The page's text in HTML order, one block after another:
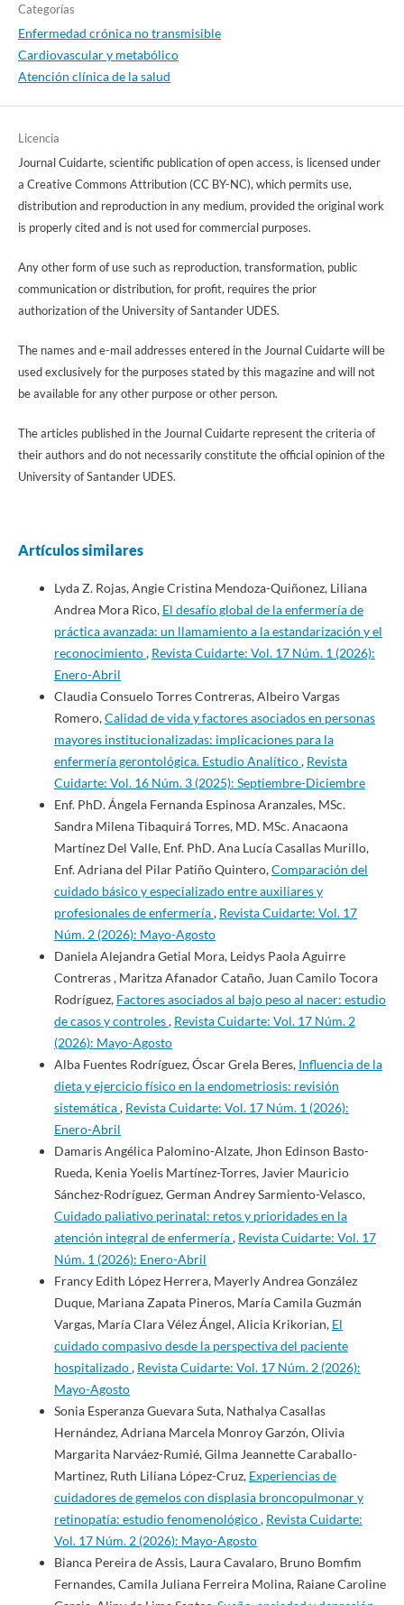
Categorías
Enfermedad crónica no transmisible
Cardiovascular y metabólico
Atención clínica de la salud
Licencia
Journal Cuidarte, scientific publication of open access, is licensed under
a Creative Commons Attribution (CC BY-NC), which permits use,
distribution and reproduction in any medium, provided the original work
is properly cited and is not used for commercial purposes.
Any other form of use such as reproduction, transformation, public
communication or distribution, for profit, requires the prior
authorization of the University of Santander UDES.
The names and e-mail addresses entered in the Journal Cuidarte will be
used exclusively for the purposes stated by this magazine and will not
be available for any other purpose or other person.
The articles published in the Journal Cuidarte represent the criteria of
their authors and do not necessarily constitute the official opinion of the
University of Santander UDES.
Artículos similares
Lyda Z. Rojas, Angie Cristina Mendoza-Quiñonez, Liliana
Andrea Mora Rico, El desafío global de la enfermería de
práctica avanzada: un llamamiento a la estandarización y el
reconocimiento, Revista Cuidarte: Vol. 17 Núm. 1 (2026):
Enero-Abril
Claudia Consuelo Torres Contreras, Albeiro Vargas
Romero,Calidad de vida y factores asociados en personas
mayores institucionalizadas: implicaciones para la
enfermería gerontológica. Estudio Analítico, Revista
Cuidarte: Vol. 16 Núm. 3 (2025): Septiembre-Diciembre
Enf. PhD. Ángela Fernanda Espinosa Aranzales, MSc.
Sandra Milena Tibaquirá Torres, MD. MSc. Anacaona
Martínez Del Valle, Enf. PhD. Ana Lucía Casallas Murillo,
Enf. Adriana del Pilar Patiño Quintero,Comparación del
cuidado básico y especializado entre auxiliares y
profesionales de enfermería, Revista Cuidarte: Vol. 17
Núm. 2 (2026): Mayo-Agosto
Daniela Alejandra Getial Mora, Leidys Paola Aguirre
Contreras , Maritza Afanador Cataño, Juan Camilo Tocora
Rodríguez, Factores asociados al bajo peso al nacer: estudio
de casos y controles, Revista Cuidarte: Vol. 17 Núm. 2
(2026): Mayo-Agosto
Alba Fuentes Rodríguez, Óscar Grela Beres, Influencia de la
dieta y ejercicio físico en la endometriosis: revisión
sistemática, Revista Cuidarte: Vol. 17 Núm. 1 (2026):
Enero-Abril
Damaris Angélica Palomino-Alzate, Jhon Edinson Basto-
Rueda, Kenia Yoelis Martínez-Torres, Javier Mauricio
Sánchez-Rodríguez, German Andrey Sarmiento-Velasco,
Cuidado paliativo perinatal: retos y prioridades en la
atención integral de enfermería, Revista Cuidarte: Vol. 17
Núm. 1 (2026): Enero-Abril
Francy Edith López Herrera, Mayerly Andrea González
Duque, Mariana Zapata Pineros, María Camila Guzmán
Vargas, María Clara Vélez Ángel, Alicia Krikorian, El
cuidado compasivo desde la perspectiva del paciente
hospitalizado, Revista Cuidarte: Vol. 17 Núm. 2 (2026):
Mayo-Agosto
Sonia Esperanza Guevara Suta, Nathalya Casallas
Hernández, Adriana Marcela Monroy Garzón, Olivia
Margarita Narváez-Rumié, Gilma Jeannette Caraballo-
Martinez, Ruth Liliana López-Cruz, Experiencias de
cuidadores de gemelos con displasia broncopulmonar y
retinopatía: estudio fenomenológico, Revista Cuidarte:
Vol. 17 Núm. 2 (2026): Mayo-Agosto
Bianca Pereira de Assis, Laura Cavalaro, Bruno Bomfim
Fernandes, Camila Juliana Ferreira Molina, Raiane Caroline